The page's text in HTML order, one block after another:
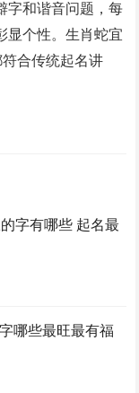
字和谐音问题，每
显个性‌。生肖蛇宜
符合传统起名讲
字有哪些 起名最
哪些最旺最有福